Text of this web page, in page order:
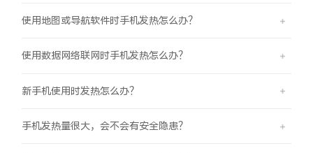
使用地图或导航软件时手机发热怎么办？
使用数据网络联网时手机发热怎么办？
新手机使用时发热怎么办？
手机发热量很大，会不会有安全隐患？